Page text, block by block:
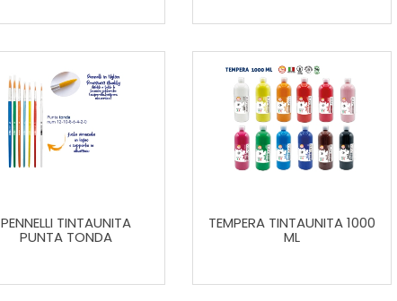
PENNELLI TINTAUNITA
PUNTA TONDA
TEMPERA TINTAUNITA 1000
ML